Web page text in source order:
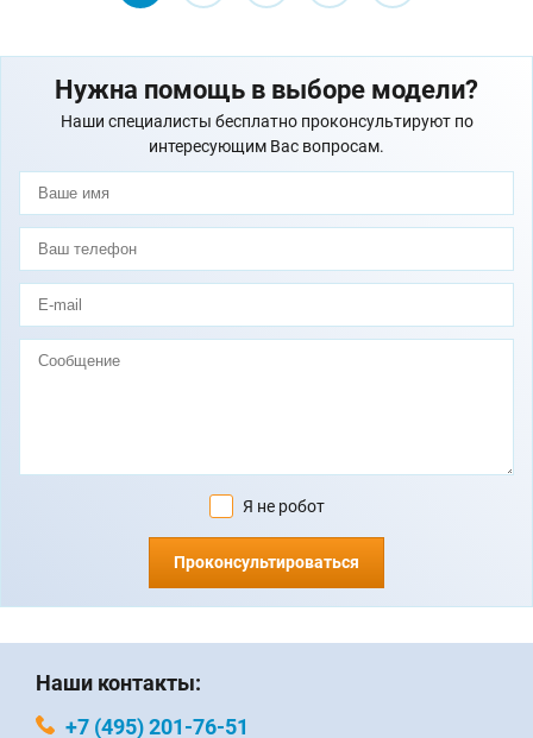
Нужна помощь в выборе модели?
Наши специалисты бесплатно проконсультируют по
интересующим Вас вопросам.
Я не робот
Проконсультироваться
Наши контакты:
+7 (495) 201-76-51